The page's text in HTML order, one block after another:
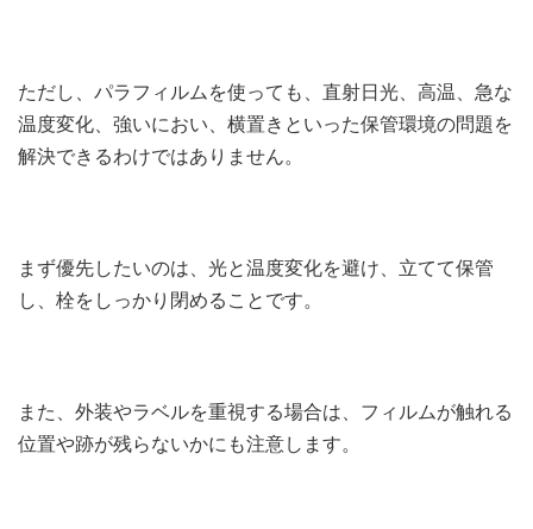
ただし、パラフィルムを使っても、直射日光、高温、急な
温度変化、強いにおい、横置きといった保管環境の問題を
解決できるわけではありません。
まず優先したいのは、光と温度変化を避け、立てて保管
し、栓をしっかり閉めることです。
また、外装やラベルを重視する場合は、フィルムが触れる
位置や跡が残らないかにも注意します。